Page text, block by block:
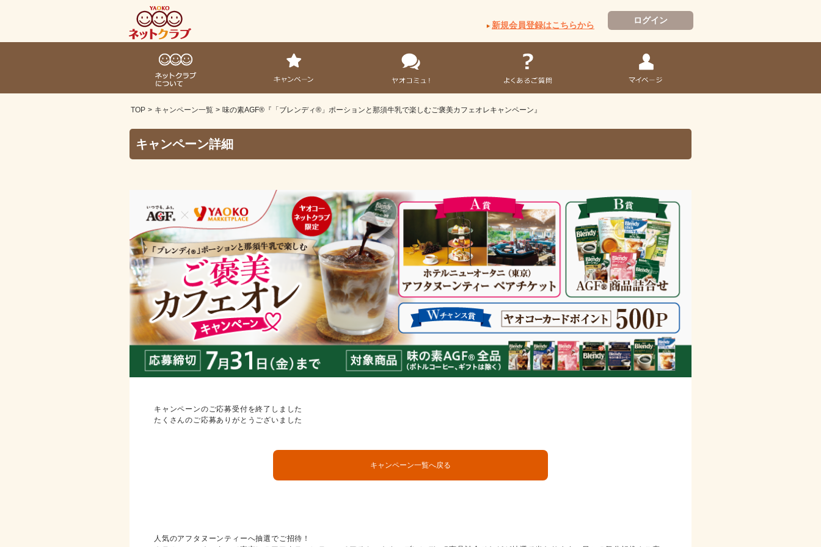
ログイン
新規会員登録はこちらから
TOP キャンペーン一覧 味の素AGF®『「ブレンディ®」ポーションと那須牛乳で楽しむご褒美カフェオレキャンペーン』
キャンペーン詳細
キャンペーンのご応募受付を終了しました
たくさんのご応募ありがとうございました
キャンペーン一覧へ戻る
人気のアフタヌーンティーへ抽選でご招待！